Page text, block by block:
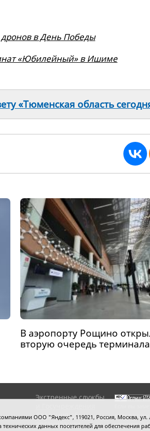
в День Победы
«Юбилейный» в Ишиме
«Тюменская область
В аэропорту Рощино
вторую очередь терминала
Экстренные службы
Сведения об
организации
выделите
нажмите
ООО "Яндекс", 119021, Россия, Москва,
данных посетителей для обеспечения